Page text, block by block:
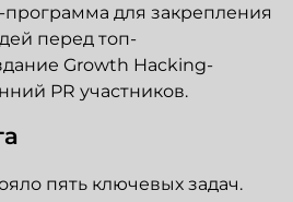
для закрепления
перед топ-
Growth Hacking-
PR участников.
пять ключевых задач.